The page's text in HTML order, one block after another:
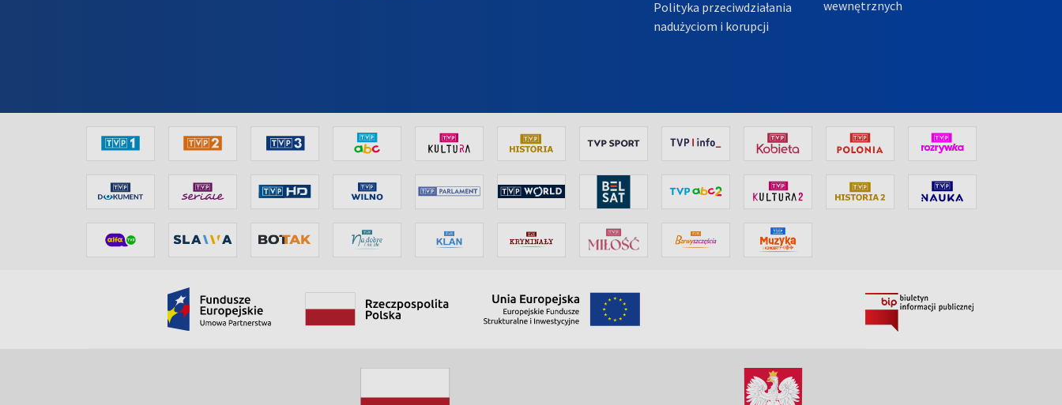
Polityka przeciwdziałania
nadużyciom i korupcji
wewnętrznych